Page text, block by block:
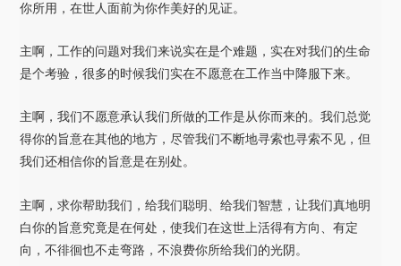
你所用，在世人面前为你作美好的见证。
主啊，工作的问题对我们来说实在是个难题，实在对我们的生命
是个考验，很多的时候我们实在不愿意在工作当中降服下来。
主啊，我们不愿意承认我们所做的工作是从你而来的。我们总觉
得你的旨意在其他的地方，尽管我们不断地寻索也寻索不见，但
我们还相信你的旨意是在别处。
主啊，求你帮助我们，给我们聪明、给我们智慧，让我们真地明
白你的旨意究竟是在何处，使我们在这世上活得有方向、有定
向，不徘徊也不走弯路，不浪费你所给我们的光阴。